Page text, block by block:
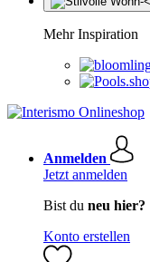
Mehr Inspiration
Anmelden
Jetzt anmelden
Bist du neu hier?
Konto erstellen